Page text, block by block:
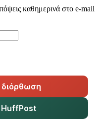
καθημερινά στο e-mail
διόρθωση
HuffPost